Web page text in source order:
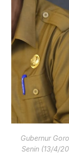
Gubernur
Senin (13/4/